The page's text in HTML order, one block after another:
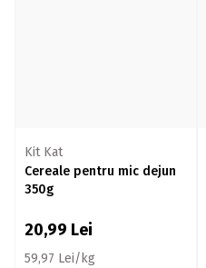
Kit Kat
Cereale pentru mic dejun
350g
20,99 Lei
59,97 Lei/kg